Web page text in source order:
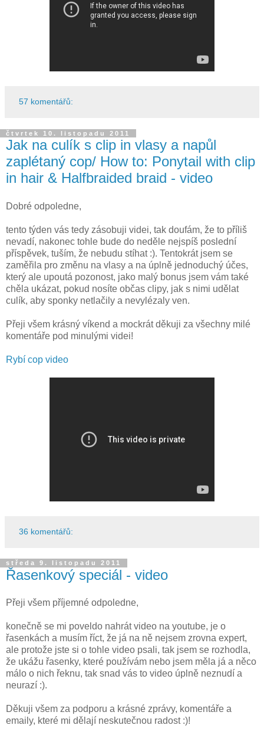
57 komentářů:
čtvrtek 10. listopadu 2011
Jak na culík s clip in vlasy a napůl
zaplétaný cop/ How to: Ponytail with clip
in hair & Halfbraided braid - video
Dobré odpoledne,
tento týden vás tedy zásobuji videi, tak doufám, že to příliš
nevadí, nakonec tohle bude do neděle nejspíš poslední
příspěvek, tuším, že nebudu stíhat :). Tentokrát jsem se
zaměřila pro změnu na vlasy a na úplně jednoduchý účes,
který ale upoutá pozonost, jako malý bonus jsem vám také
chěla ukázat, pokud nosíte občas clipy, jak s nimi udělat
culík, aby sponky netlačily a nevylézaly ven.
Přeji všem krásný víkend a mockrát děkuji za všechny milé
komentáře pod minulými videi!
Rybí cop video
36 komentářů:
středa 9. listopadu 2011
Řasenkový speciál - video
Přeji všem příjemné odpoledne,
konečně se mi poveldo nahrát video na youtube, je o
řasenkách a musím říct, že já na ně nejsem zrovna expert,
ale protože jste si o tohle video psali, tak jsem se rozhodla,
že ukážu řasenky, které používám nebo jsem měla já a něco
málo o nich řeknu, tak snad vás to video úplně neznudí a
neurazí :).
Děkuji všem za podporu a krásné zprávy, komentáře a
emaily, které mi dělají neskutečnou radost :)!